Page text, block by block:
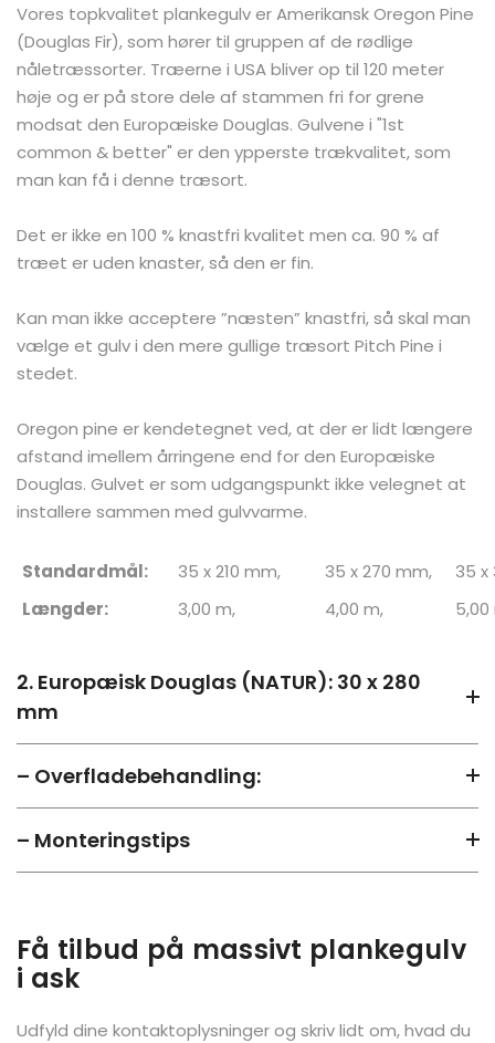
Vores topkvalitet plankegulv er Amerikansk Oregon Pine
(Douglas Fir), som hører til gruppen af de rødlige
nåletræssorter. Træerne i USA bliver op til 120 meter
høje og er på store dele af stammen fri for grene
modsat den Europæiske Douglas. Gulvene i "1st
common & better" er den ypperste trækvalitet, som
man kan få i denne træsort.
Det er ikke en 100 % knastfri kvalitet men ca. 90 % af
træet er uden knaster, så den er fin.
Kan man ikke acceptere ”næsten” knastfri, så skal man
vælge et gulv i den mere gullige træsort Pitch Pine i
stedet.
Oregon pine er kendetegnet ved, at der er lidt længere
afstand imellem årringene end for den Europæiske
Douglas. Gulvet er som udgangspunkt ikke velegnet at
installere sammen med gulvvarme.
Standardmål: 35 x 210 mm, 35 x 270 mm,
35 x
Længder:
3,00 m, 4,00 m, 5,00
2. Europæisk Douglas (NATUR): 30 x 280
mm
– Overfladebehandling:
– Monteringstips
Få tilbud på massivt plankegulv
i ask
Udfyld dine kontaktoplysninger og skriv lidt om, hvad du